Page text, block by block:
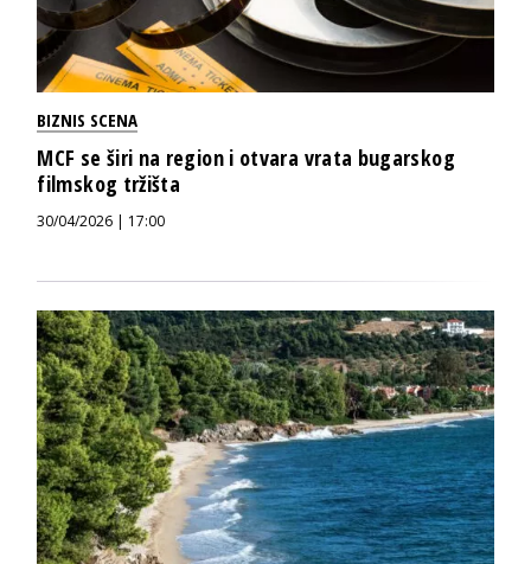
BIZNIS SCENA
MCF se širi na region i otvara vrata bugarskog
filmskog tržišta
30/04/2026 | 17:00